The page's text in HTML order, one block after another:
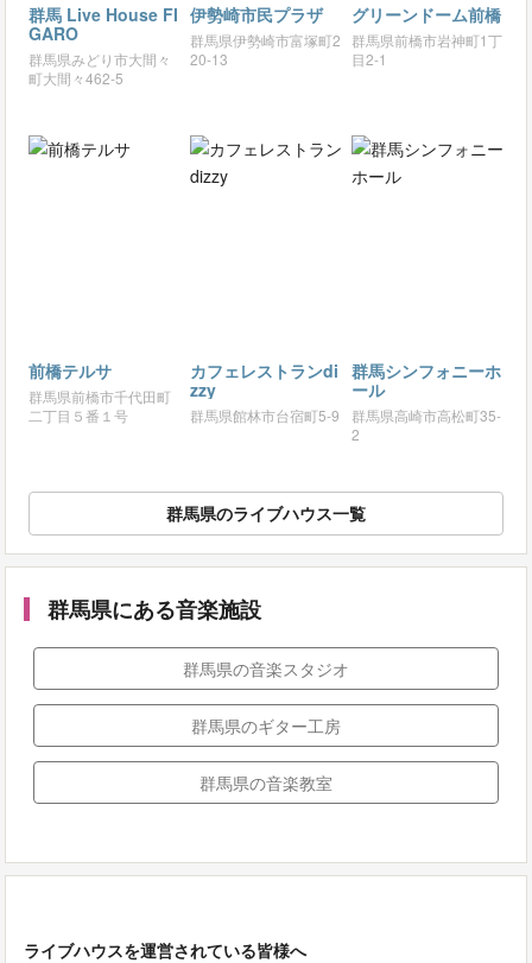
群馬 Live House FI
GARO
群馬県みどり市大間々
町大間々462-5
伊勢崎市民プラザ
群馬県伊勢崎市富塚町2
20-13
グリーンドーム前橋
群馬県前橋市岩神町1丁
目2-1
前橋テルサ
群馬県前橋市千代田町
二丁目５番１号
カフェレストランdi
zzy
群馬県館林市台宿町5-9
群馬シンフォニーホ
ール
群馬県高崎市高松町35-
2
群馬県のライブハウス一覧
群馬県にある音楽施設
群馬県の音楽スタジオ
群馬県のギター工房
群馬県の音楽教室
ライブハウスを運営されている皆様へ